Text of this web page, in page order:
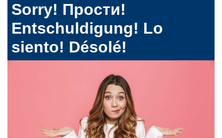
Sorry! Прости!
Entschuldigung! Lo
siento! Désolé!